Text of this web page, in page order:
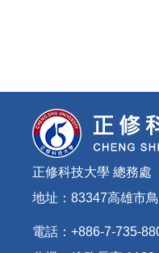
正修科技大學 總務處
地址：83347高雄市
電話：+886-7-735-